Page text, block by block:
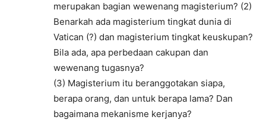
merupakan bagian wewenang magisterium? (2)
Benarkah ada magisterium tingkat dunia di
Vatican (?) dan magisterium tingkat keuskupan?
Bila ada, apa perbedaan cakupan dan
wewenang tugasnya?
(3) Magisterium itu beranggotakan siapa,
berapa orang, dan untuk berapa lama? Dan
bagaimana mekanisme kerjanya?